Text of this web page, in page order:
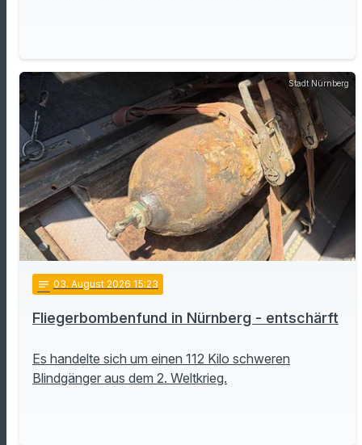
Stadt Nürnberg
notes 03. August 2026 15:23
Fliegerbombenfund in Nürnberg - entschärft
Es handelte sich um einen 112 Kilo schweren
Blindgänger aus dem 2. Weltkrieg.